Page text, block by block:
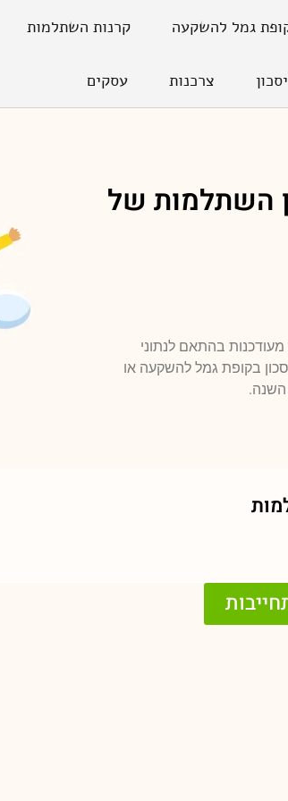
גמל להשקעה קרנות השתלמות
צרכנות עסקים
השתלמות של
בהתאם לנתוני
בקופת גמל להשקעה או
השנה.